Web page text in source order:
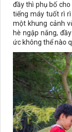
đầy thì phụ bố cho
tiếng máy tuốt rì
một khung cảnh
hè ngập nắng,
ức không thể nào